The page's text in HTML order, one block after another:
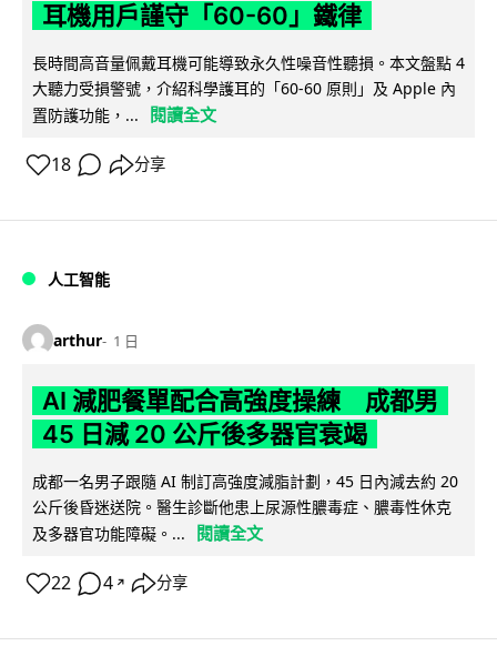
耳機用戶謹守「60-60」鐵律
長時間高音量佩戴耳機可能導致永久性噪音性聽損。本文盤點 4
大聽力受損警號，介紹科學護耳的「60-60 原則」及 Apple 內
置防護功能，...
閱讀全文
18 分享
人工智能
arthur 1 日
AI 減肥餐單配合高強度操練 成都男
45 日減 20 公斤後多器官衰竭
成都一名男子跟隨 AI 制訂高強度減脂計劃，45 日內減去約 20
公斤後昏迷送院。醫生診斷他患上尿源性膿毒症、膿毒性休克
及多器官功能障礙。...
閱讀全文
22 4 ↗ 分享